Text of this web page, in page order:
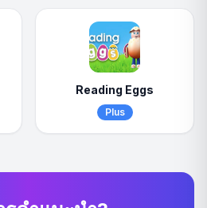
Reading Eggs
Plus